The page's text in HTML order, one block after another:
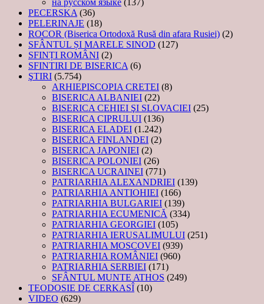
PECERSKA (36)
PELERINAJE (18)
ROCOR (Biserica Ortodoxă Rusă din afara Rusiei) (2)
SFÂNTUL ȘI MARELE SINOD (127)
SFINȚI ROMÂNI (2)
SFINTIRI DE BISERICA (6)
ŞTIRI (5.754)
ARHIEPISCOPIA CRETEI (8)
BISERICA ALBANIEI (22)
BISERICA CEHIEI ŞI SLOVACIEI (25)
BISERICA CIPRULUI (136)
BISERICA ELADEI (1.242)
BISERICA FINLANDEI (2)
BISERICA JAPONIEI (2)
BISERICA POLONIEI (26)
BISERICA UCRAINEI (771)
PATRIARHIA ALEXANDRIEI (139)
PATRIARHIA ANTIOHIEI (166)
PATRIARHIA BULGARIEI (139)
PATRIARHIA ECUMENICĂ (334)
PATRIARHIA GEORGIEI (105)
PATRIARHIA IERUSALIMULUI (251)
PATRIARHIA MOSCOVEI (939)
PATRIARHIA ROMÂNIEI (960)
PATRIARHIA SERBIEI (171)
SFÂNTUL MUNTE ATHOS (249)
TEODOSIE DE CERKASÎ (10)
VIDEO (629)